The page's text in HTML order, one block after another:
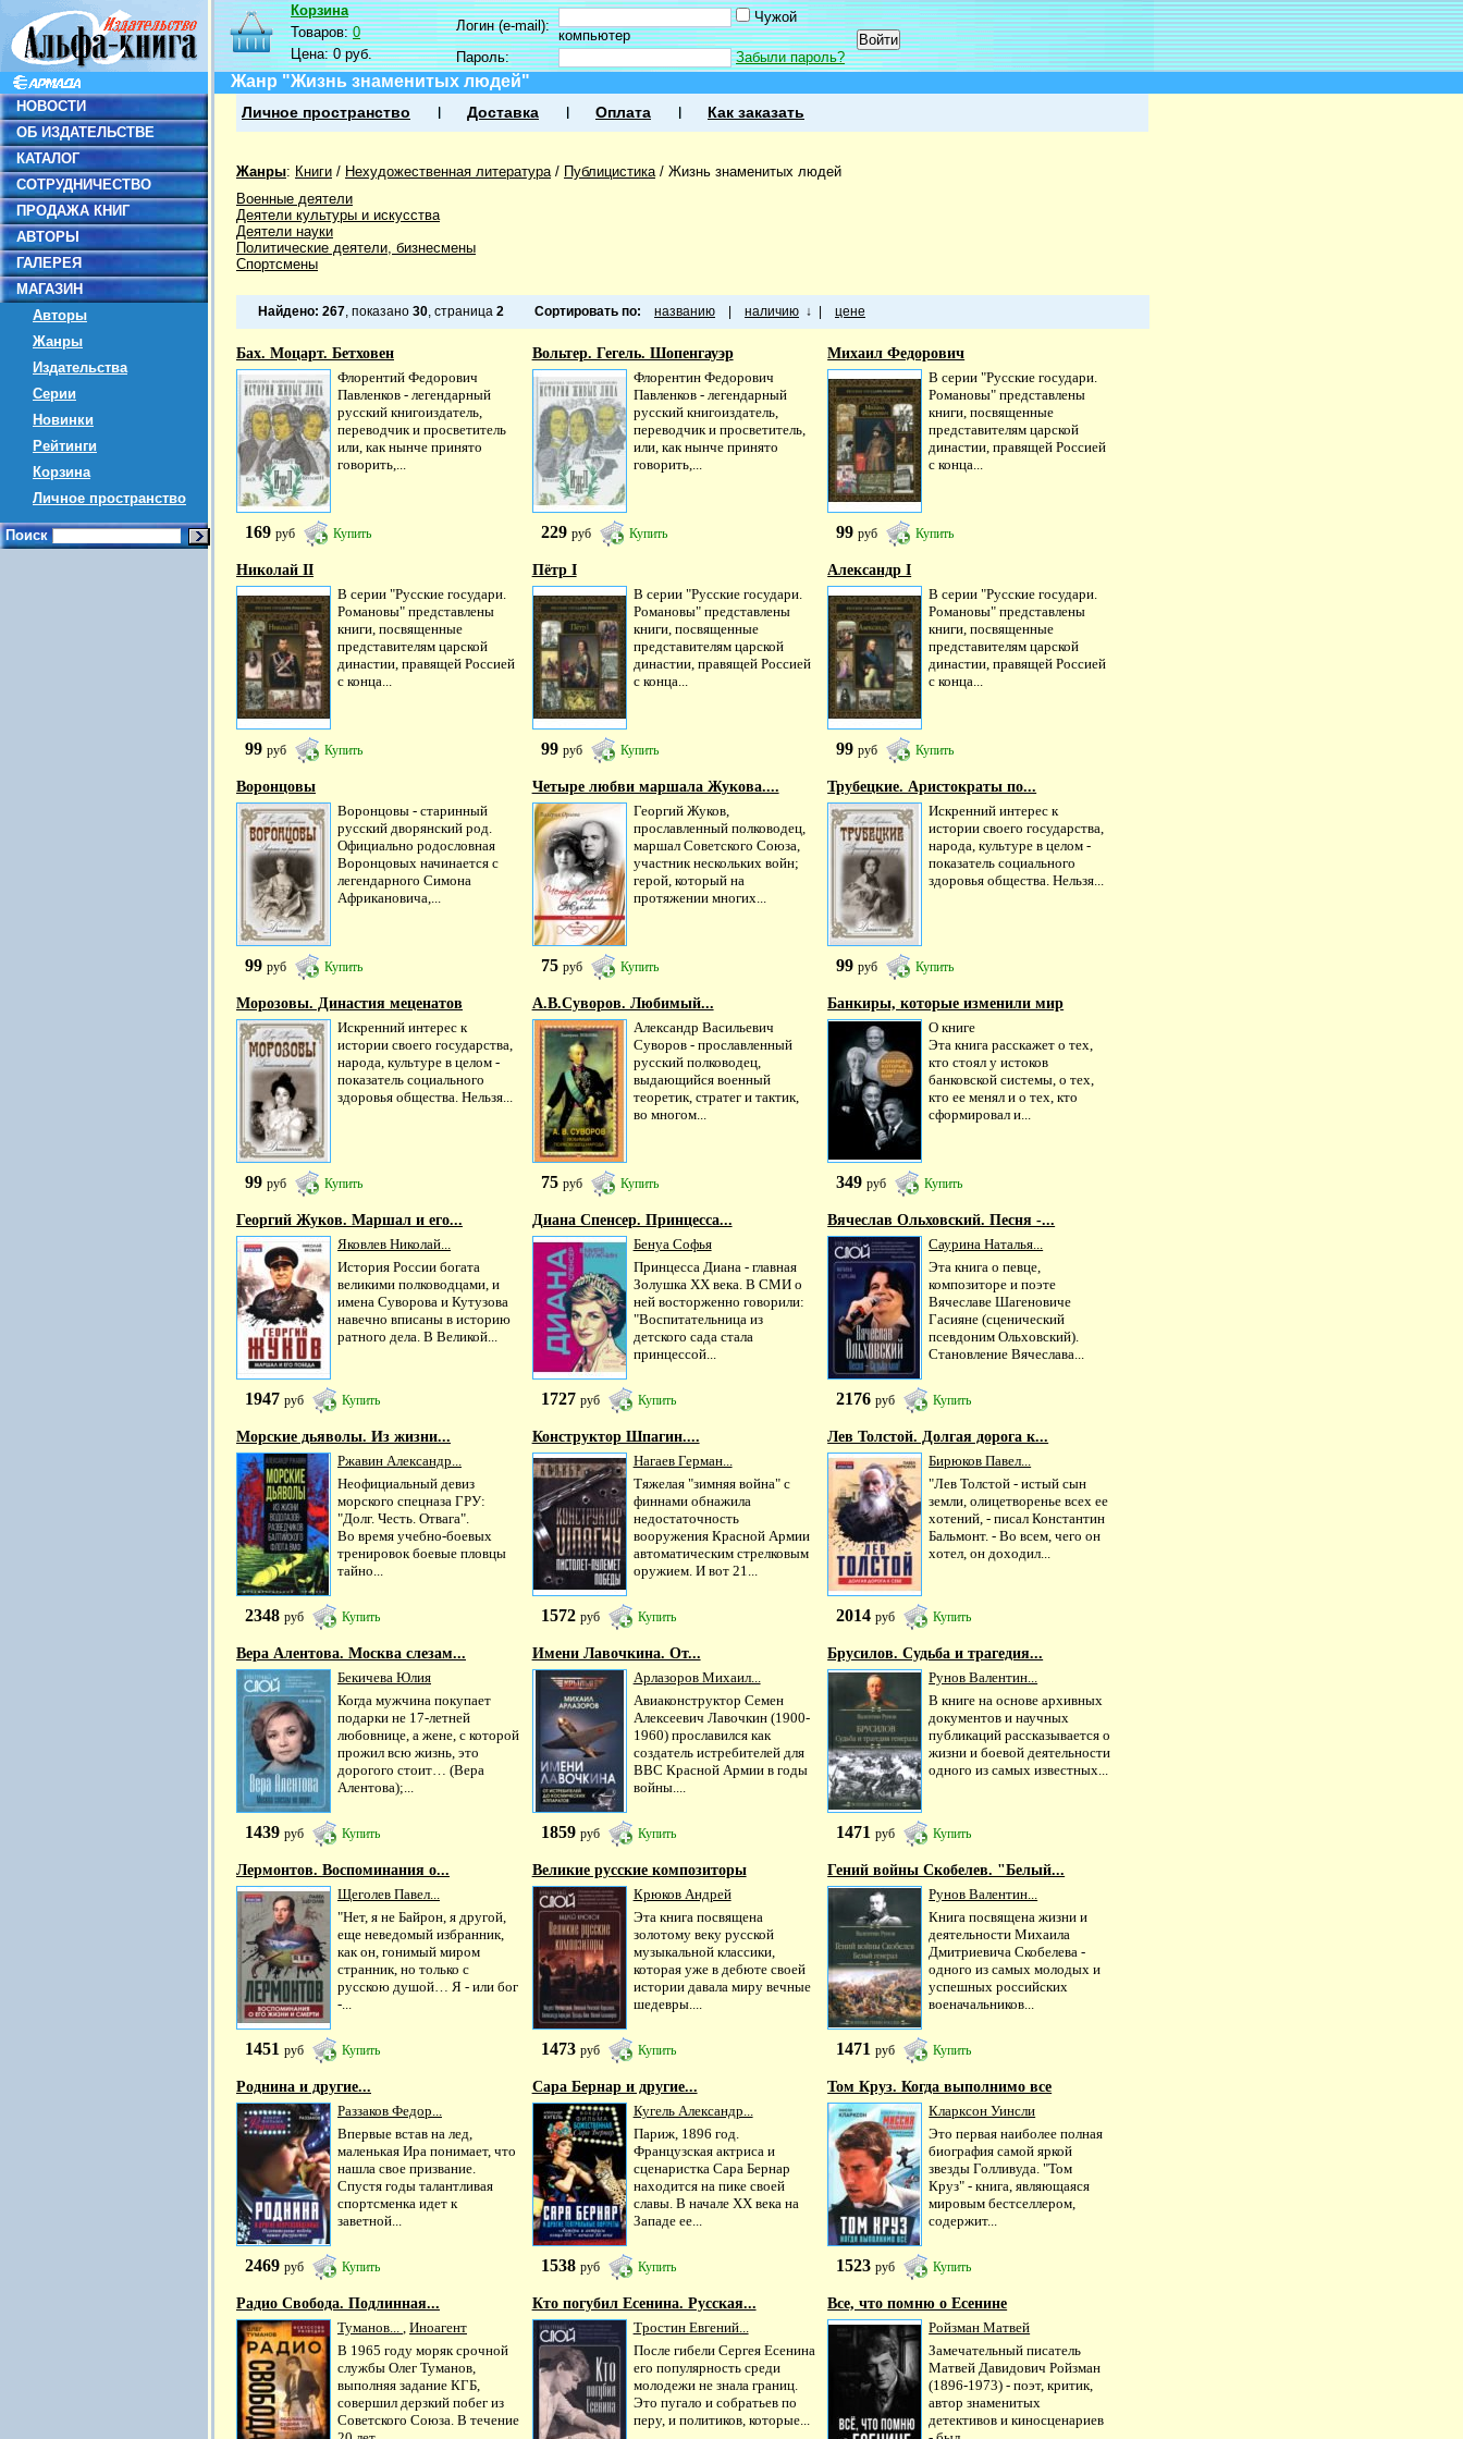
НОВОСТИ
ОБ ИЗДАТЕЛЬСТВЕ
КАТАЛОГ
СОТРУДНИЧЕСТВО
ПРОДАЖА КНИГ
АВТОРЫ
ГАЛЕРЕЯ
МАГАЗИН
Авторы
Жанры
Издательства
Серии
Новинки
Рейтинги
Корзина
Личное пространство
Поиск
Корзина
Товаров:0
Цена:0 руб.
Логин (e-mail):
Чужой
компьютер
Пароль:
Забыли пароль?
Жанр "Жизнь знаменитых людей"
Личное пространство Доставка Оплата Как заказать
Жанры: Книги / Нехудожественная литература/ Публицистика/ Жизнь знаменитых людей
Военные деятели
Деятели культуры и искусства
Деятели науки
Политические деятели, бизнесмены
Спортсмены
Найдено: 267, показано 30, страница 2 Сортировать по: названию наличию ↓ цене
Бах. Моцарт. Бетховен
Флорентий Федорович
Павленков - легендарный
русский книгоиздатель,
переводчик и просветитель
или, как нынче принято
говорить,...
169 руб Купить
Вольтер. Гегель. Шопенгауэр
Флорентин Федорович
Павленков - легендарный
русский книгоиздатель,
переводчик и просветитель,
или, как нынче принято
говорить,...
229 руб Купить
Михаил Федорович
В серии "Русские государи.
Романовы" представлены
книги, посвященные
представителям царской
династии, правящей Россией
с конца...
99руб Купить
Николай II
В серии "Русские государи.
Романовы" представлены
книги, посвященные
представителям царской
династии, правящей Россией
с конца...
99 руб Купить
Пётр I
В серии "Русские государи.
Романовы" представлены
книги, посвященные
представителям царской
династии, правящей Россией
с конца...
99 руб Купить
Александр I
В серии "Русские государи.
Романовы" представлены
книги, посвященные
представителям царской
династии, правящей Россией
с конца...
99руб Купить
Воронцовы
Воронцовы - старинный
русский дворянский род.
Официально родословная
Воронцовых начинается с
легендарного Симона
Африкановича,...
99 руб Купить
Четыре любви маршала Жукова....
Георгий Жуков,
прославленный полководец,
маршал Советского Союза,
участник нескольких войн;
герой, который на
протяжении многих...
75 руб Купить
Трубецкие. Аристократы по...
Искренний интерес к
истории своего государства,
народа, культуре в целом -
показатель социального
здоровья общества. Нельзя...
99руб Купить
Морозовы. Династия меценатов
Искренний интерес к
истории своего государства,
народа, культуре в целом -
показатель социального
здоровья общества. Нельзя...
99 руб Купить
А.В.Суворов. Любимый...
Александр Васильевич
Суворов - прославленный
русский полководец,
выдающийся военный
теоретик, стратег и тактик,
во многом...
75 руб Купить
Банкиры, которые изменили мир
О книге
Эта книга расскажет о тех,
кто стоял у истоков
банковской системы, о тех,
кто ее менял и о тех, кто
сформировал и...
349руб Купить
Георгий Жуков. Маршал и его...
Яковлев Николай...
История России богата
великими полководцами, и
имена Суворова и Кутузова
навечно вписаны в историю
ратного дела. В Великой...
1947 руб Купить
Диана Спенсер. Принцесса...
Бенуа Софья
Принцесса Диана - главная
Золушка XX века. В СМИ о
ней восторженно говорили:
"Воспитательница из
детского сада стала
принцессой...
1727 руб Купить
Вячеслав Ольховский. Песня -...
Саурина Наталья...
Эта книга о певце,
композиторе и поэте
Вячеславе Шагеновиче
Гасияне (сценический
псевдоним Ольховский).
Становление Вячеслава...
2176руб Купить
Морские дьяволы. Из жизни...
Ржавин Александр...
Неофициальный девиз
морского спецназа ГРУ:
"Долг. Честь. Отвага".
Во время учебно-боевых
тренировок боевые пловцы
тайно...
2348 руб Купить
Конструктор Шпагин....
Нагаев Герман...
Тяжелая "зимняя война" с
финнами обнажила
недостаточность
вооружения Красной Армии
автоматическим стрелковым
оружием. И вот 21...
1572 руб Купить
Лев Толстой. Долгая дорога к...
Бирюков Павел...
"Лев Толстой - истый сын
земли, олицетворенье всех ее
хотений, - писал Константин
Бальмонт. - Во всем, чего он
хотел, он доходил...
2014руб Купить
Вера Алентова. Москва слезам...
Бекичева Юлия
Когда мужчина покупает
подарки не 17-летней
любовнице, а жене, с которой
прожил всю жизнь, это
дорогого стоит… (Вера
Алентова);...
1439 руб Купить
Имени Лавочкина. От...
Арлазоров Михаил...
Авиаконструктор Семен
Алексеевич Лавочкин (1900-
1960) прославился как
создатель истребителей для
ВВС Красной Армии в годы
войны....
1859 руб Купить
Брусилов. Судьба и трагедия...
Рунов Валентин...
В книге на основе архивных
документов и научных
публикаций рассказывается о
жизни и боевой деятельности
одного из самых известных...
1471руб Купить
Лермонтов. Воспоминания о...
Щеголев Павел...
"Нет, я не Байрон, я другой,
еще неведомый избранник,
как он, гонимый миром
странник, но только с
русскою душой… Я - или бог
-...
1451 руб Купить
Великие русские композиторы
Крюков Андрей
Эта книга посвящена
золотому веку русской
музыкальной классики,
которая уже в дебюте своей
истории давала миру вечные
шедевры....
1473 руб Купить
Гений войны Скобелев. "Белый...
Рунов Валентин...
Книга посвящена жизни и
деятельности Михаила
Дмитриевича Скобелева -
одного из самых молодых и
успешных российских
военачальников...
1471руб Купить
Роднина и другие...
Раззаков Федор...
Впервые встав на лед,
маленькая Ира понимает, что
нашла свое призвание.
Спустя годы талантливая
спортсменка идет к
заветной...
2469 руб Купить
Сара Бернар и другие...
Кугель Александр...
Париж, 1896 год.
Французская актриса и
сценаристка Сара Бернар
находится на пике своей
славы. В начале XX века на
Западе ее...
1538 руб Купить
Том Круз. Когда выполнимо все
Кларксон Уинсли
Это первая наиболее полная
биография самой яркой
звезды Голливуда. "Том
Круз" - книга, являющаяся
мировым бестселлером,
содержит...
1523руб Купить
Радио Свобода. Подлинная...
Туманов... , Иноагент
В 1965 году моряк срочной
службы Олег Туманов,
выполняя задание КГБ,
совершил дерзкий побег из
Советского Союза. В течение
Кто погубил Есенина. Русская...
Тростин Евгений...
После гибели Сергея Есенина
его популярность среди
молодежи не знала границ.
Это пугало и собратьев по
перу, и политиков, которые...
Все, что помню о Есенине
Ройзман Матвей
Замечательный писатель
Матвей Давидович Ройзман
(1896-1973) - поэт, критик,
автор знаменитых
детективов и киносценариев